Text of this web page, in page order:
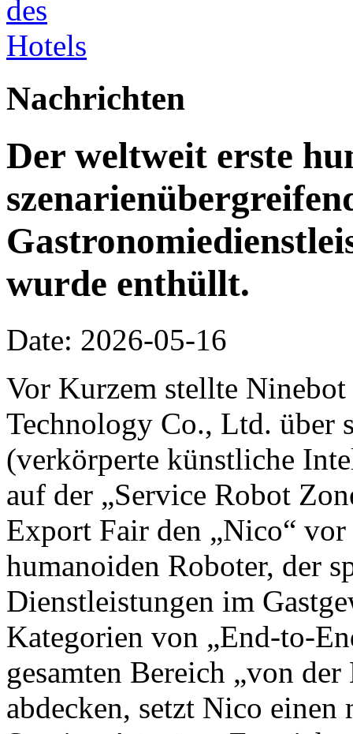
Nachrichten
Der weltweit erste
wurde enthüllt.
Date: 2026-05-16
Vor Kurzem stellte
Technology Co., Ltd. über
(verkörperte künstliche
auf der „Service Robot
Export Fair den „Nico“
humanoiden Roboter, der
Dienstleistungen im
Kategorien von „End-to-
gesamten Bereich „von
abdecken, setzt Nico